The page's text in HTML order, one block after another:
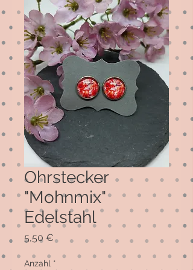
Ohrstecker
"Mohnmix"
Edelstahl
5,50 €Preis
Anzahl *